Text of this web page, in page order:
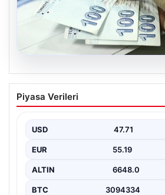
Nisan 2026 Doğum
Hesaplara Yatırıldı: Bakan
Nisan ayı doğum yardımı
Piyasa Verileri
USD 47.71
EUR 55.19
ALTIN 6648.0
BTC 3094334